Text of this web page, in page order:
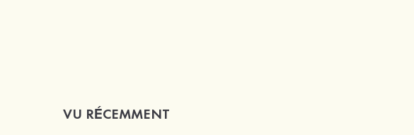
VU RÉCEMMENT